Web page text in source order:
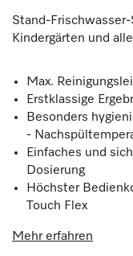
Stand-
Kindergärten und
Max.
Erstklassige
Besonders
-
Einfaches und
Dosierung
Höchster
Touch Flex
Mehr erfahren